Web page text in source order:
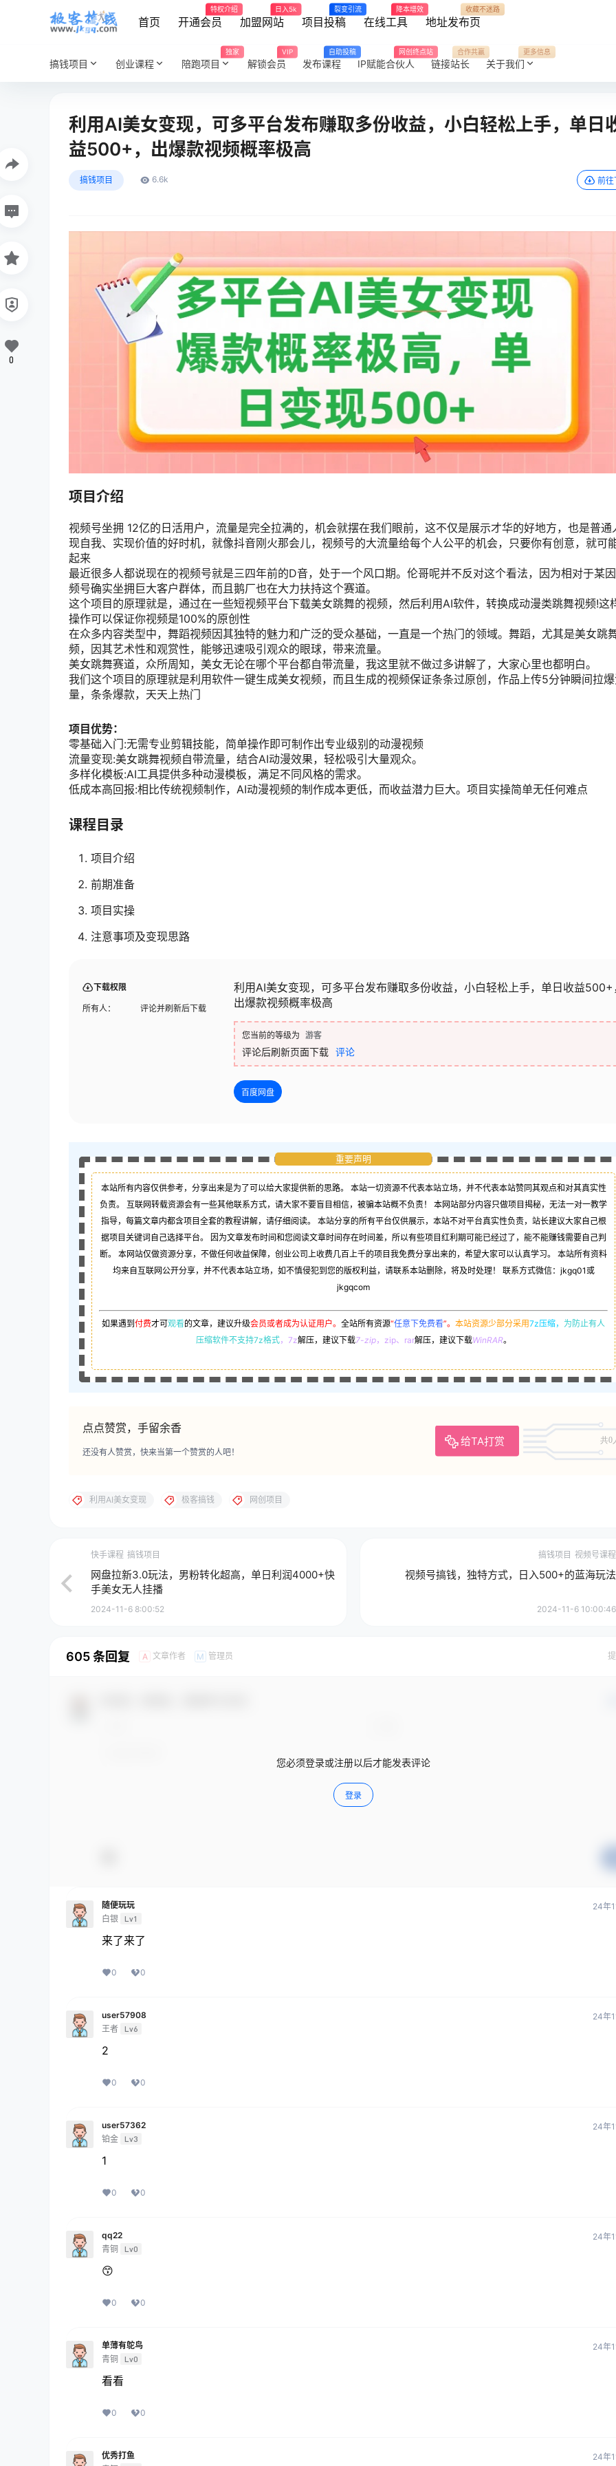
首页 开通会员
特权介绍
加盟网站
日入5k
项目投稿
裂变引流
在线工具
降本增效
地址发布页
收藏不迷路
搞钱项目 创业课程 陪跑项目
独家
解锁会员
VIP
发布课程
自助投稿
IP赋能合伙人
网创终点站
链接站长
合作共赢
关于我们
更多信息
利用AI美女变现，可多平台发布赚取多份收益，小白轻松上手，单日
益500+，出爆款视频概率极高
搞钱项目 6.6k 前往
项目介绍
视频号坐拥 12亿的日活用户，流量是完全拉满的，机会就摆在我们眼前，这不仅是展示才华的好地方，也是普通
现自我、实现价值的好时机，就像抖音刚火那会儿，视频号的大流量给每个人公平的机会，只要你有创意，就可
起来
最近很多人都说现在的视频号就是三四年前的D音，处于一个风口期。伦哥呢并不反对这个看法，因为相对于某
频号确实坐拥巨大客户群体，而且鹅厂也在大力扶持这个赛道。
这个项目的原理就是，通过在一些短视频平台下载美女跳舞的视频，然后利用AI软件，转换成动漫类跳舞视频!这
操作可以保证你视频是100%的原创性
在众多内容类型中，舞蹈视频因其独特的魅力和广泛的受众基础，一直是一个热门的领域。舞蹈，尤其是美女跳
频，因其艺术性和观赏性，能够迅速吸引观众的眼球，带来流量。
美女跳舞赛道，众所周知，美女无论在哪个平台都自带流量，我这里就不做过多讲解了，大家心里也都明白。
我们这个项目的原理就是利用软件一键生成美女视频，而且生成的视频保证条条过原创，作品上传5分钟瞬间拉
量，条条爆款，天天上热门
项目优势：
零基础入门:无需专业剪辑技能，简单操作即可制作出专业级别的动漫视频
流量变现:美女跳舞视频自带流量，结合AI动漫效果，轻松吸引大量观众。
多样化模板:AI工具提供多种动漫模板，满足不同风格的需求。
低成本高回报:相比传统视频制作，AI动漫视频的制作成本更低，而收益潜力巨大。项目实操简单无任何难点
课程目录
项目介绍
前期准备
项目实操
注意事项及变现思路
下载权限
所有人： 评论并刷新后下载
利用AI美女变现，可多平台发布赚取多份收益，小白轻松上手，单日收益500+
出爆款视频概率极高
您当前的等级为 游客
评论后刷新页面下载 评论
百度网盘
重要声明
本站所有内容仅供参考，分享出来是为了可以给大家提供新的思路。 本站一切资源不代表本站立场，并不代表本站赞同其观点和对其真实性
负责。 互联网转载资源会有一些其他联系方式，请大家不要盲目相信，被骗本站概不负责！ 本网站部分内容只做项目揭秘，无法一对一教学
指导，每篇文章内都含项目全套的教程讲解，请仔细阅读。 本站分享的所有平台仅供展示，本站不对平台真实性负责，站长建议大家自己根
据项目关键词自己选择平台。 因为文章发布时间和您阅读文章时间存在时间差，所以有些项目红利期可能已经过了，能不能赚钱需要自己判
断。 本网站仅做资源分享，不做任何收益保障，创业公司上收费几百上千的项目我免费分享出来的，希望大家可以认真学习。 本站所有资料
均来自互联网公开分享，并不代表本站立场，如不慎侵犯到您的版权利益，请联系本站删除，将及时处理！ 联系方式微信：jkgq01或
jkgqcom
如果遇到付费才可观看的文章，建议升级会员或者成为认证用户。 全站所有资源“任意下免费看”。 本站资源少部分采用7z压缩， 为防止有人
压缩软件不支持7z格式，7z解压，建议下载7-zip，zip、rar解压，建议下载WinRAR。
点点赞赏，手留余香
给TA打赏 共0
还没有人赞赏，快来当第一个赞赏的人吧！
0
利用AI美女变现 极客搞钱 网创项目
快手课程 搞钱项目
网盘拉新3.0玩法，男粉转化超高，单日利润4000+快
手美女无人挂播
2024-11-6 8:00:52
搞钱项目 视频号课程
视频号搞钱，独特方式，日入500+的蓝海玩法
2024-11-6 10:00:46
605 条回复 A 文章作者 M 管理员
您必须登录或注册以后才能发表评论
登录
随便玩玩
白银
Lv1
24年
来了来了
0 0
user57908
王者 Lv6
24年
2
0 0
user57362
铂金 Lv3
24年
1
0 0
qq22
青铜
Lv0
24年
😙
0 0
单薄有鸵鸟
青铜
Lv0
24年
看看
0 0
优秀打鱼
24年